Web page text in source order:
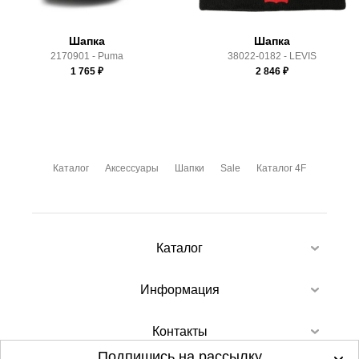
Шапка
2170901 - Puma
1 765₽
Шапка
38022-0182 - LEVIS
2 846 ₽
Каталог Аксессуары Шапки Sale Каталог 4F
Каталог
Информация
Контакты